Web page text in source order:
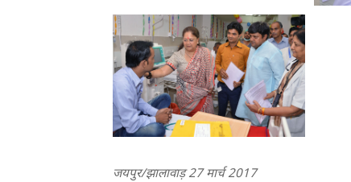
जयपुर/झालावाड़ 27 मार्च 2017